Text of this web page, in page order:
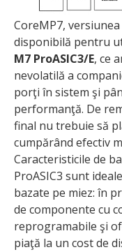
CoreMP7,
disponibilă pentru
M7 ProASIC3/E, ce
nevolatilă a
porţi în sistem şi
performanţă. De
final nu trebuie să
cumpărând efectiv
Caracteristicile de
ProASIC3 sunt
bazate pe miez: în
de componente cu
reprogramabile şi
piaţă la un cost de